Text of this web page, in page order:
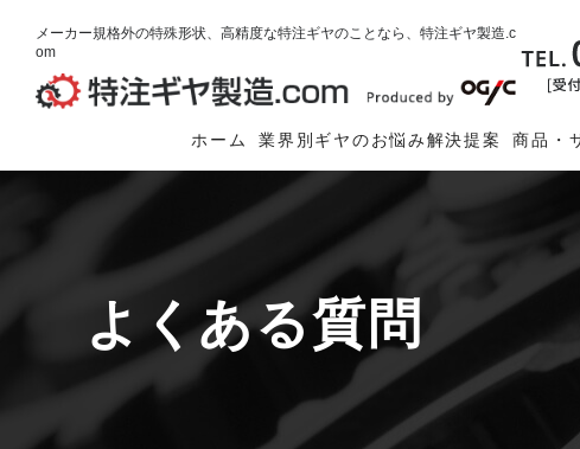
メーカー規格外の特殊形状、高精度な特注ギヤのことなら、特注ギヤ製造.c
om
ホーム 業界別ギヤのお悩み解決提案 商品・
よくある質問